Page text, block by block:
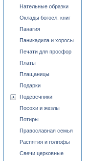
Нательные образки
Оклады богосл. книг
Панагия
Паникадила и хоросы
Печати для просфор
Платы
Плащаницы
Подарки
Подсвечники
Посохи и жезлы
Потиры
Православная семья
Распятия и голгофы
Свечи церковные